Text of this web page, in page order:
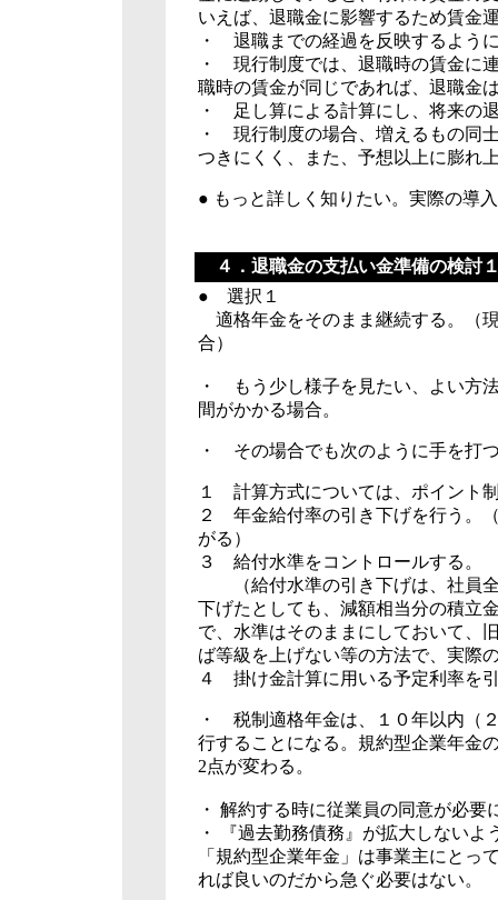
いえば、退職金に影響するため賃金
・ 退職までの経過を反映するよう
・ 現行制度では、退職時の賃金に
職時の賃金が同じであれば、退職金
・ 足し算による計算にし、将来の
・ 現行制度の場合、増えるもの同
つきにくく、また、予想以上に膨れ
● もっと詳しく知りたい。実際の
４．退職金の支払い金準備の検討
● 選択１
適格年金をそのまま継続する。（
合）
・ もう少し様子を見たい、よい方
間がかかる場合。
・ その場合でも次のように手を打
１ 計算方式については、ポイント
２ 年金給付率の引き下げを行う。
がる）
３ 給付水準をコントロールする。
（給付水準の引き下げは、社員全
下げたとしても、減額相当分の積立
で、水準はそのままにしておいて、
ば等級を上げない等の方法で、実際
４ 掛け金計算に用いる予定利率を
・ 税制適格年金は、１０年以内（
行することになる。規約型企業年金
2点が変わる。
・ 解約する時に従業員の同意が必
・ 『過去勤務債務』が拡大しない
「規約型企業年金」は事業主にとっ
れば良いのだから急ぐ必要はない。